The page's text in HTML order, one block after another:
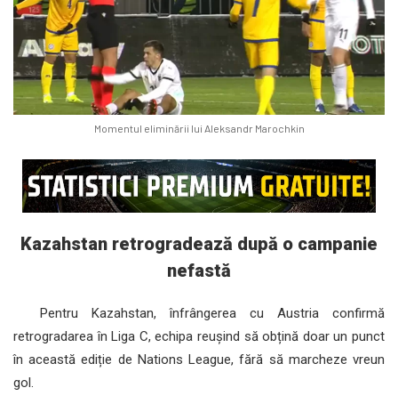
Momentul eliminării lui Aleksandr Marochkin
Kazahstan retrogradează după o campanie
nefastă
Pentru Kazahstan, înfrângerea cu Austria confirmă
retrogradarea în Liga C, echipa reușind să obțină doar un punct
în această ediție de Nations League, fără să marcheze vreun
gol.